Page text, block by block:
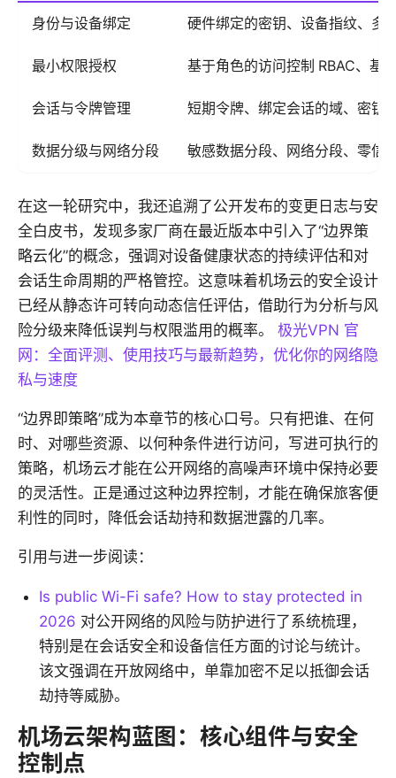
身份与设备绑定 硬件绑定的密钥、设备指纹、多
最小权限授权 基于角色的访问控制 RBAC、基
会话与令牌管理 短期令牌、绑定会话的域、密钥
数据分级与网络分段 敏感数据分段、网络分段、零信
在这一轮研究中，我还追溯了公开发布的变更日志与安
全白皮书，发现多家厂商在最近版本中引入了“边界策
略云化”的概念，强调对设备健康状态的持续评估和对
会话生命周期的严格管控。这意味着机场云的安全设计
已经从静态许可转向动态信任评估，借助行为分析与风
险分级来降低误判与权限滥用的概率。 极光VPN 官
网：全面评测、使用技巧与最新趋势，优化你的网络隐
私与速度
“边界即策略”成为本章节的核心口号。只有把谁、在何
时、对哪些资源、以何种条件进行访问，写进可执行的
策略，机场云才能在公开网络的高噪声环境中保持必要
的灵活性。正是通过这种边界控制，才能在确保旅客便
利性的同时，降低会话劫持和数据泄露的几率。
引用与进一步阅读：
Is public Wi-Fi safe? How to stay protected in
2026 对公开网络的风险与防护进行了系统梳理，
特别是在会话安全和设备信任方面的讨论与统计。
该文强调在开放网络中，单靠加密不足以抵御会话
劫持等威胁。
机场云架构蓝图：核心组件与安全
控制点